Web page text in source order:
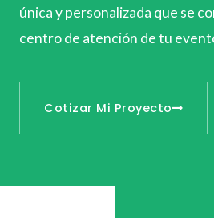
única y personalizada que se
centro de atención de tu
Cotizar Mi Proyecto